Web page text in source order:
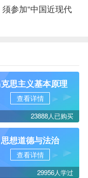
参加“中国近现代
思主义基本原理
查看详情
23888人已购买
思想道德与法治
查看详情
29956人学过